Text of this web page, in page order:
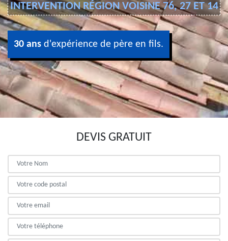
INTERVENTION RÉGION VOISINE 76, 27 ET 14
30 ans d'expérience de père en fils.
DEVIS GRATUIT